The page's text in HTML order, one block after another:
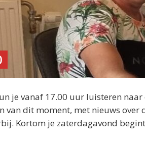
je vanaf 17.00 uur luisteren
van dit moment, met nieuws
Kortom je zaterdagavond